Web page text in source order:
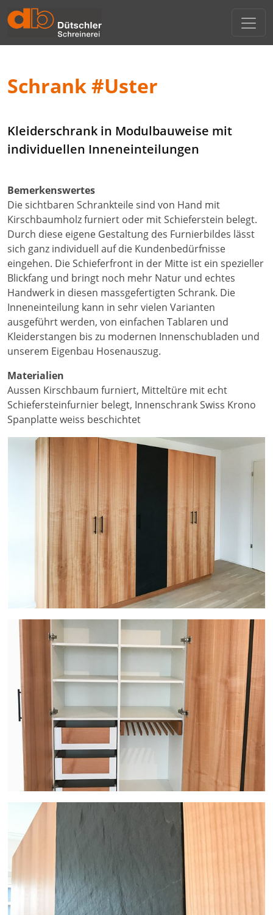
Direkt zur Hauptnavigation springen
Direkt zum Inhalt springen
Schrank #Uster
Kleiderschrank in Modulbauweise mit
individuellen Inneneinteilungen
Bemerkenswertes
Die sichtbaren Schrankteile sind von Hand mit
Kirschbaumholz furniert oder mit Schieferstein belegt.
Durch diese eigene Gestaltung des Furnierbildes lässt
sich ganz individuell auf die Kundenbedürfnisse
eingehen. Die Schieferfront in der Mitte ist ein spezieller
Blickfang und bringt noch mehr Natur und echtes
Handwerk in diesen massgefertigten Schrank. Die
Inneneinteilung kann in sehr vielen Varianten
ausgeführt werden, von einfachen Tablaren und
Kleiderstangen bis zu modernen Innenschubladen und
unserem Eigenbau Hosenauszug.
Materialien
Aussen Kirschbaum furniert, Mitteltüre mit echt
Schiefersteinfurnier belegt, Innenschrank Swiss Krono
Spanplatte weiss beschichtet
Innenausbau
Wohnen / Kochen
Reparatur / Service